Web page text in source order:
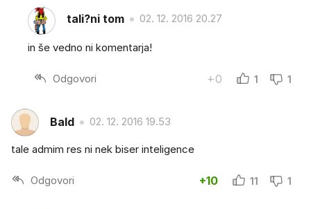
tali?ni tom 02. 12. 2016 20.27
in še vedno ni komentarja!
Odgovori +0 1 1
Bald 02. 12. 2016 19.53
tale admim res ni nek biser inteligence
Odgovori +10 11 1